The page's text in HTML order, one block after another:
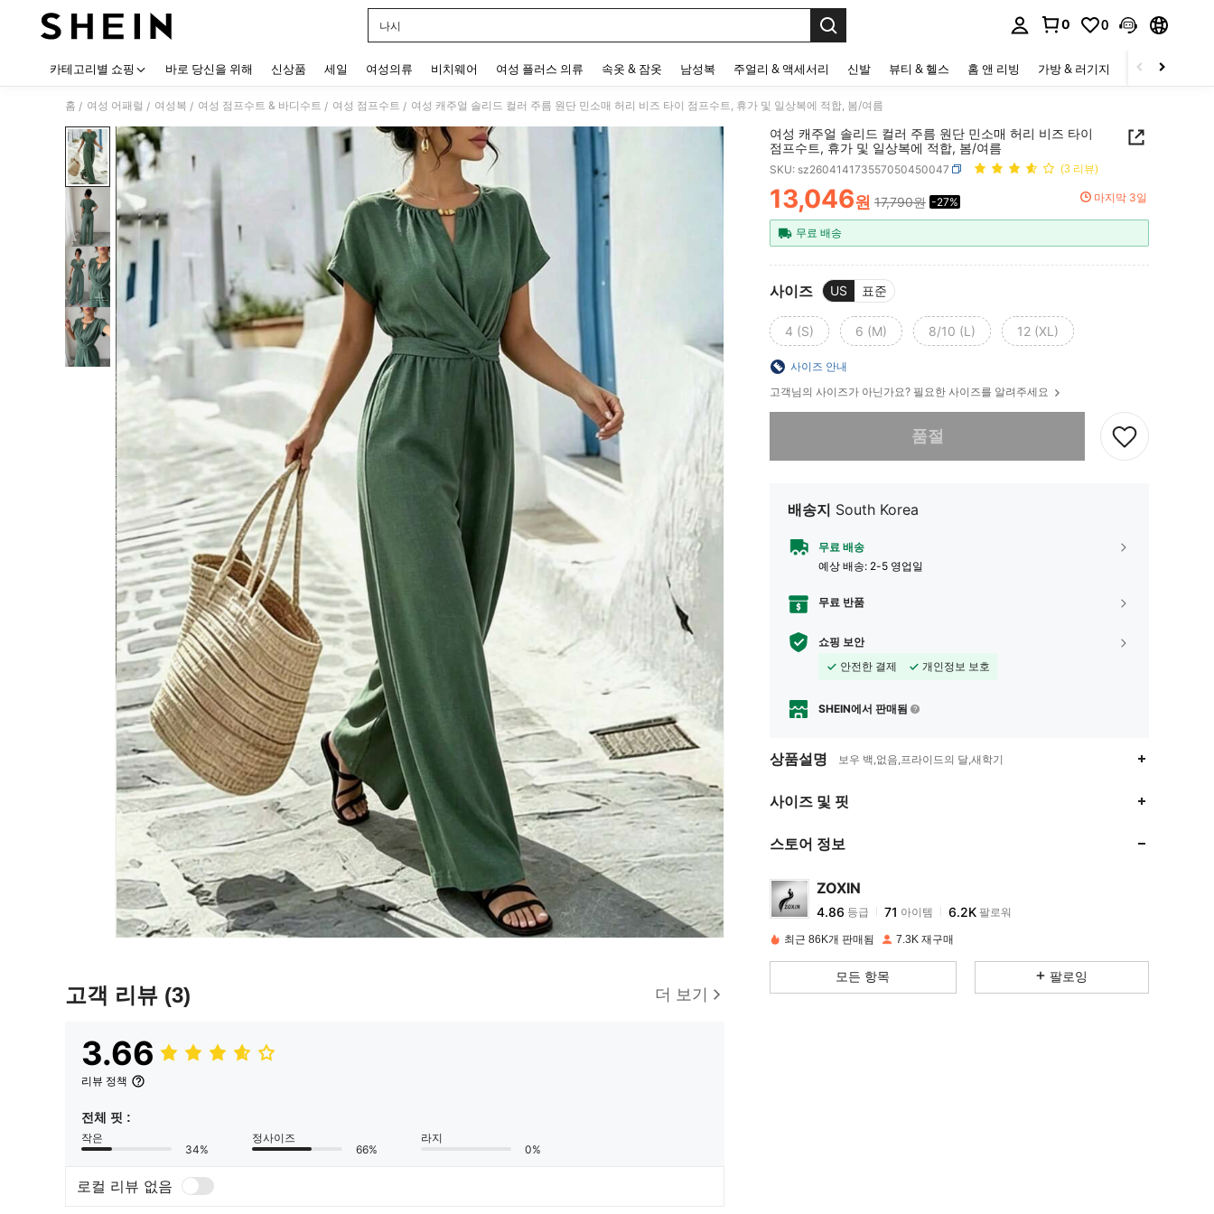
나시
0 0
카테고리별 쇼핑 바로 당신을 위해 신상품 세일 여성의류 비치웨어 여성 플러스 의류 속옷 & 잠옷 남성복 주얼리 & 액세서리 신발 뷰티 & 헬스 홈 앤 리빙 가방 & 러기지 스포츠 & 아웃
홈 / 여성 어패럴 / 여성복 / 여성 점프수트 & 바디수트 / 여성 점프수트 / 여성 캐주얼 솔리드 컬러 주름 원단 민소매 허리 비즈 타이 점프수트, 휴가 및 일상복에 적합, 봄/여름
고객 리뷰 (3) 더 보기
3.66
리뷰 정책
전체 핏 :
작은
34%
정사이즈
66%
라지
0%
로컬 리뷰 없음
여성 캐주얼 솔리드 컬러 주름 원단 민소매 허리 비즈 타이
점프수트, 휴가 및 일상복에 적합, 봄/여름
SKU: sz260414173557050450047 (3 리뷰)
PRICE AND AVAILABILITY
13,046원 17,790원 -27% 마지막 3일
무료 배송
사이즈 US 표준
4 (S) 6 (M) 8/10 (L) 12 (XL)
사이즈 안내
고객님의 사이즈가 아닌가요? 필요한 사이즈를 알려주세요
품절
죄송합니다. 이 상품은 품절되었습니다.
배송지 South Korea
무료 배송
예상 배송: 2-5 영업일
무료 반품
쇼핑 보안
안전한 결제
개인정보 보호
SHEIN에서 판매됨
상품설명 보우 백,없음,프라이드의 달,새학기
사이즈 및 핏
스토어 정보
ZOXIN
4.86
4.86등급
s***y 이(가)하루 전에지불됨
최근 86K개 판매됨 7.3K 재구매
모든 항목 팔로잉